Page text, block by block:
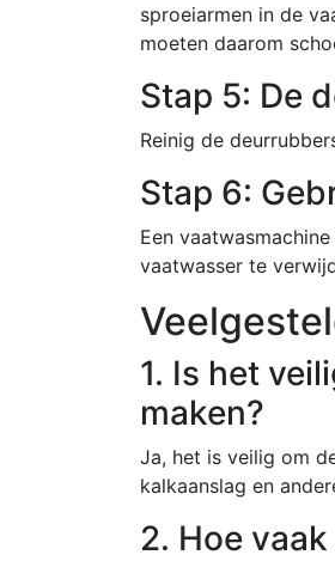
sproeiarmen in de
moeten daarom
Stap 5: De
Reinig de
Stap 6:
Een
vaatwasser te
1. Is het
maken?
Ja, het is veilig om
kalkaanslag en
2. Hoe